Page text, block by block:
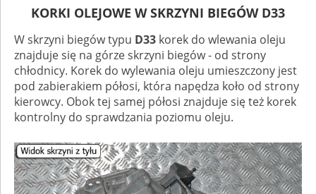
KORKI OLEJOWE W SKRZYNI BIEGÓW D33
W skrzyni biegów typu D33 korek do wlewania oleju
znajduje się na górze skrzyni biegów - od strony
chłodnicy. Korek do wylewania oleju umieszczony jest
pod zabierakiem półosi, która napędza koło od strony
kierowcy. Obok tej samej półosi znajduje się też korek
kontrolny do sprawdzania poziomu oleju.